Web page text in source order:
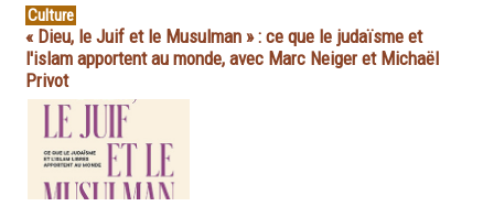
Culture
« Dieu, le Juif et le Musulman » : ce que le judaïsme et
l'islam apportent au monde, avec Marc Neiger et Michaël
Privot